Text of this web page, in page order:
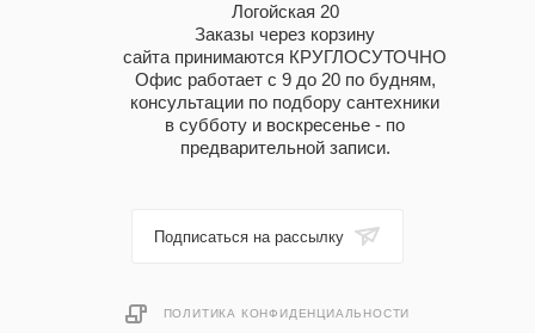
Логойская 20
Заказы через корзину
сайта принимаются КРУГЛОСУТОЧНО
Офис работает с 9 до 20 по будням,
консультации по подбору сантехники
в субботу и воскресенье - по
предварительной записи.
Подписаться на рассылку
ПОЛИТИКА КОНФИДЕНЦИАЛЬНОСТИ